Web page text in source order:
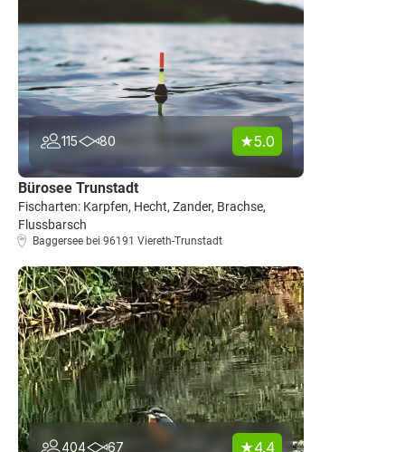
115 80 5.0
Bürosee Trunstadt
Fischarten: Karpfen, Hecht, Zander, Brachse,
Flussbarsch
Baggersee bei 96191 Viereth-Trunstadt
404 67 4.4